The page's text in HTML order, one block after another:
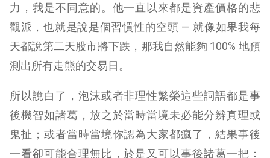
力，我是不同意的。他一直以來都是資產價格的悲
觀派，也就是說是個習慣性的空頭 — 就像如果我每
天都說第二天股市將下跌，那我自然能夠 100% 地預
測出所有走熊的交易日。
所以說白了，泡沫或者非理性繁榮這些詞語都是事
後機智如諸葛，放之於當時當境未必能分辨真理或
鬼扯；或者當時當境你認為大家都瘋了，結果事後
一看卻可能合理無比，於是又可以事後諸葛一把：